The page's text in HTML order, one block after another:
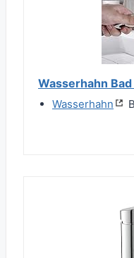
Wasserhahn
Wasserhahn